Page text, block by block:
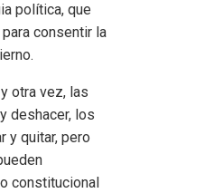
política, que
consentir la
otra vez, las
deshacer, los
y quitar, pero
constitucional